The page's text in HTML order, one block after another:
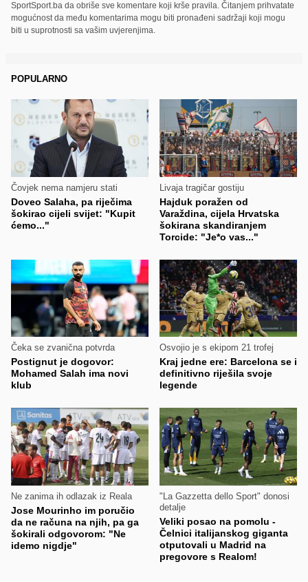
SportSport.ba da obriše sve komentare koji krše pravila. Čitanjem prihvatate
mogućnost da među komentarima mogu biti pronađeni sadržaji koji mogu
biti u suprotnosti sa vašim uvjerenjima.
POPULARNO
Čovjek nema namjeru stati
Doveo Salaha, pa riječima
šokirao cijeli svijet: "Kupit
ćemo..."
Livaja tragičar gostiju
Hajduk poražen od
Varaždina, cijela Hrvatska
šokirana skandiranjem
Torcide: "Je*o vas..."
Čeka se zvanična potvrda
Postignut je dogovor:
Mohamed Salah ima novi
klub
Osvojio je s ekipom 21 trofej
Kraj jedne ere: Barcelona se i
definitivno riješila svoje
legende
Ne zanima ih odlazak iz Reala
Jose Mourinho im poručio
da ne računa na njih, pa ga
šokirali odgovorom: "Ne
idemo nigdje"
"La Gazzetta dello Sport" donosi
detalje
Veliki posao na pomolu -
Čelnici italijanskog giganta
otputovali u Madrid na
pregovore s Realom!